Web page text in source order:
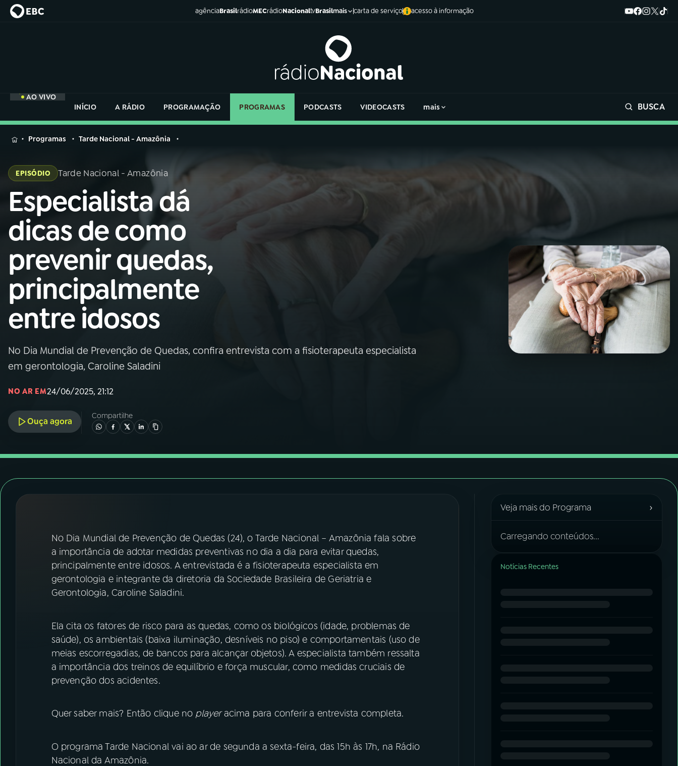
agênciaBrasilrádioMECrádioNacionaltvBrasilmais carta de serviço acesso à informação
AO VIVO
INÍCIO
A RÁDIO PROGRAMAÇÃO PROGRAMAS PODCASTS VIDEOCASTS mais BUSCA
MENU
Buscar
na
Rádio
Nacional
01INÍCIO
02 A RÁDIO
03 PROGRAMAÇÃO
04 PROGRAMAS
05 PODCASTS
06VIDEOCASTS
07ÚLTIMAS
YouTube Facebook
Instagram X
na
Rádio
Programas Tarde Nacional - Amazônia
EPISÓDIO Tarde Nacional - Amazônia
Especialista dá
dicas de como
prevenir quedas,
principalmente
entre idosos
No Dia Mundial de Prevenção de Quedas, confira entrevista com a fisioterapeuta especialista
em gerontologia, Caroline Saladini
NO AR EM24/06/2025, 21:12
Ouça agora
Compartilhe
No Dia Mundial de Prevenção de Quedas (24), o Tarde Nacional – Amazônia fala sobre
a importância de adotar medidas preventivas no dia a dia para evitar quedas,
principalmente entre idosos. A entrevistada é a fisioterapeuta especialista em
gerontologia e integrante da diretoria da Sociedade Brasileira de Geriatria e
Gerontologia, Caroline Saladini.
Ela cita os fatores de risco para as quedas, como os biológicos (idade, problemas de
saúde), os ambientais (baixa iluminação, desníveis no piso) e comportamentais (uso de
meias escorregadias, de bancos para alcançar objetos). A especialista também ressalta
a importância dos treinos de equilíbrio e força muscular, como medidas cruciais de
prevenção dos acidentes.
Quer saber mais? Então clique no playeracima para conferir a entrevista completa.
O programa Tarde Nacional vai ao ar de segunda a sexta-feira, das 15h às 17h, na Rádio
Nacional da Amazônia.
Veja mais do Programa ›
Carregando conteúdos...
Notícias Recentes